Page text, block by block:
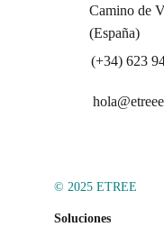
© 2025 ETREE
Camino de
(España)
(+34) 623
Soluciones